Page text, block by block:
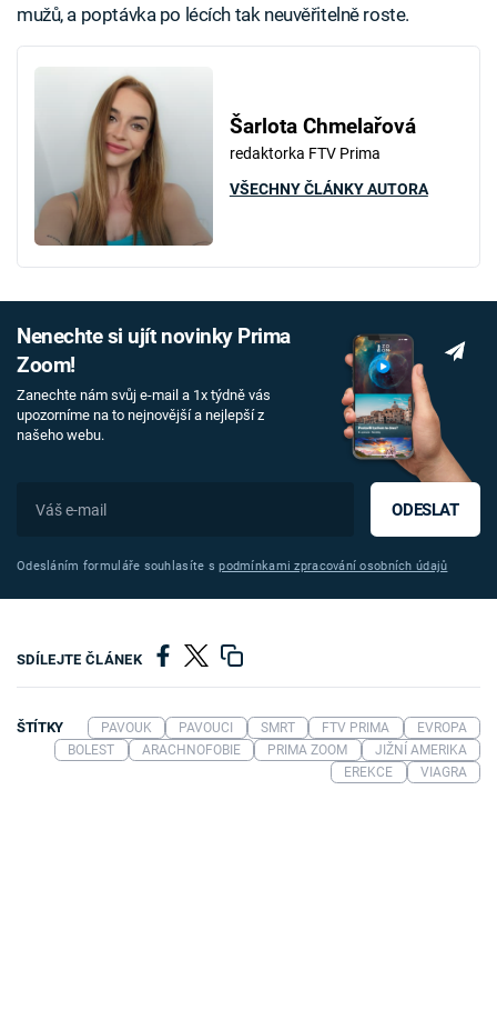
mužů, a poptávka po lécích tak neuvěřitelně roste.
Šarlota Chmelařová
redaktorka FTV Prima
VŠECHNY ČLÁNKY AUTORA
Nenechte si ujít novinky Prima
Zoom!
Zanechte nám svůj e-mail a 1x týdně vás
upozorníme na to nejnovější a nejlepší z
našeho webu.
ODESLAT
Odesláním formuláře souhlasíte spodmínkami zpracování osobních údajů
SDÍLEJTE ČLÁNEK
ŠTÍTKY PAVOUK PAVOUCI SMRT FTV PRIMA
EVROPA
BOLEST
ARACHNOFOBIE PRIMA ZOOM
JIŽNÍ AMERIKA
EREKCE
VIAGRA